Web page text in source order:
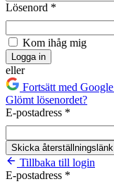
Lösenord *
Kom ihåg mig
Logga in
eller
Fortsätt med Google
Glömt lösenordet?
E-postadress *
Skicka återställningslänk
Tillbaka till login
E-postadress *